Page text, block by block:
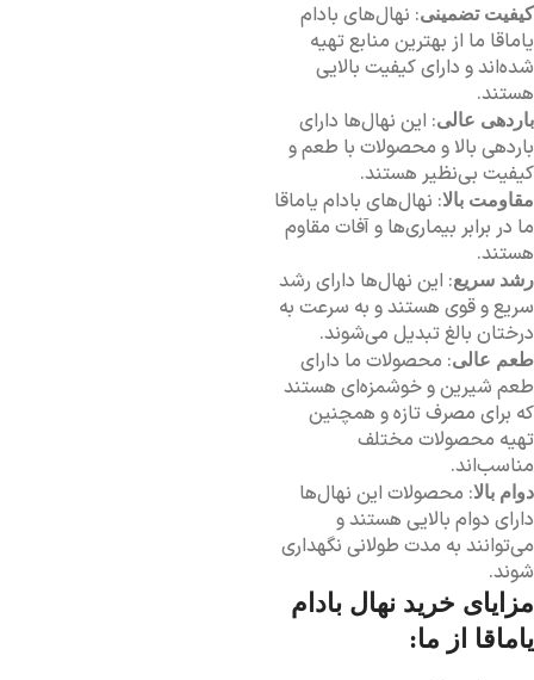
کیفیت تضمینی: نهال‌های بادام
یاماقا ما از بهترین منابع تهیه
شده‌اند و دارای کیفیت بالایی
هستند.
باردهی عالی: این نهال‌ها دارای
باردهی بالا و محصولات با طعم و
کیفیت بی‌نظیر هستند.
مقاومت بالا: نهال‌های بادام یاماقا
ما در برابر بیماری‌ها و آفات مقاوم
هستند.
رشد سریع: این نهال‌ها دارای رشد
سریع و قوی هستند و به سرعت به
درختان بالغ تبدیل می‌شوند.
طعم عالی: محصولات ما دارای
طعم شیرین و خوشمزه‌ای هستند
که برای مصرف تازه و همچنین
تهیه محصولات مختلف
مناسب‌اند.
دوام بالا: محصولات این نهال‌ها
دارای دوام بالایی هستند و
می‌توانند به مدت طولانی نگهداری
شوند.
مزایای خرید نهال بادام
یاماقا از ما: